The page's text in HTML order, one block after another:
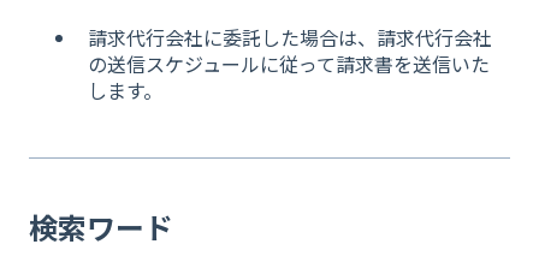
請求代行会社に委託した場合は、請求代行会社
の送信スケジュールに従って請求書を送信いた
します。
検索ワード